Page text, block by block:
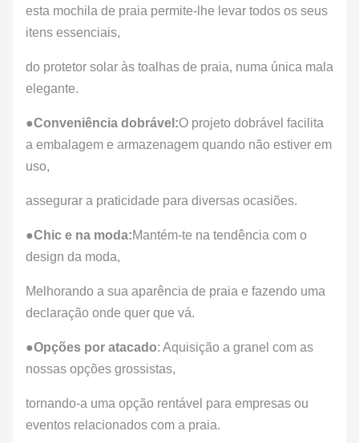
País de
Tipo de
Cores
Cor
esta mochila de praia permite-lhe levar todos os seus
itens essenciais,
do protetor solar às toalhas de praia, numa única mala
elegante.
●Conveniência dobrável:O projeto dobrável facilita
a embalagem e armazenagem quando não estiver em
uso,
assegurar a praticidade para diversas ocasiões.
●Chic e na moda:Mantém-te na tendência com o
design da moda,
Melhorando a sua aparência de praia e fazendo uma
declaração onde quer que vá.
●Opções por atacado: Aquisição a granel com as
nossas opções grossistas,
tornando-a uma opção rentável para empresas ou
eventos relacionados com a praia.